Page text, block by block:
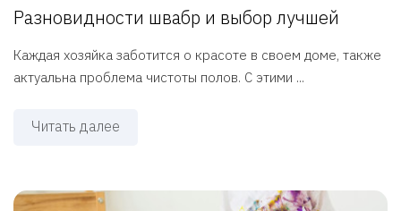
Разновидности швабр и выбор лучшей
Каждая хозяйка заботится о красоте в своем доме, также
актуальна проблема чистоты полов. С этими ...
Читать далее